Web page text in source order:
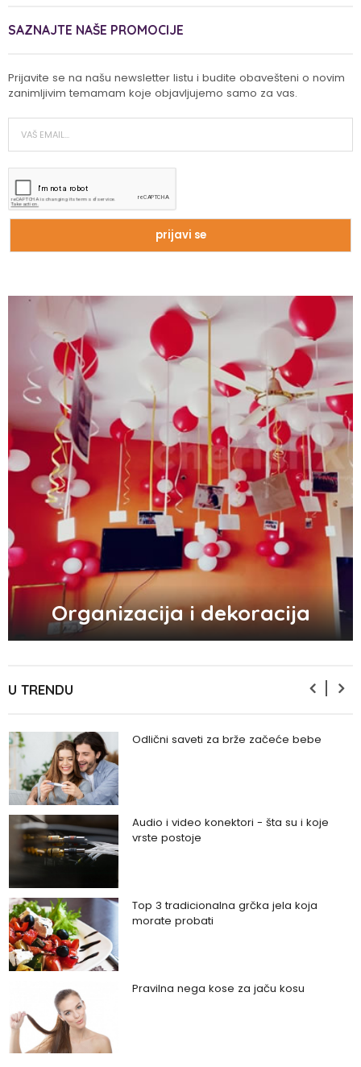
SAZNAJTE NAŠE PROMOCIJE
Prijavite se na našu newsletter listu i budite obavešteni o novim
zanimljivim temamam koje objavljujemo samo za vas.
Organizacija i dekoracija
U TRENDU
Zašto trpimo loše veze i okolnosti koje
nam štete?
Zašto se seksualni život gasi kako
prolaze godine braka?
5 načina kako da pobedite stres
Odlični saveti za brže začeće bebe
Audio i video konektori - šta su i koje
vrste postoje
Top 3 tradicionalna grčka jela koja
morate probati
Pravilna nega kose za jaču kosu